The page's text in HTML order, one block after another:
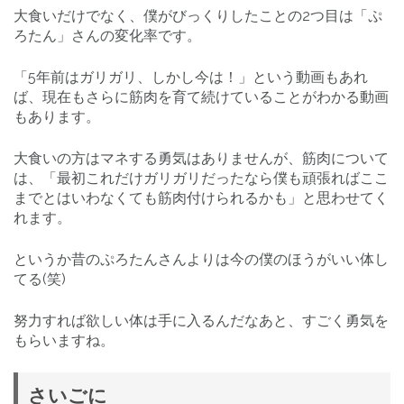
大食いだけでなく、僕がびっくりしたことの2つ目は「ぷ
ろたん」さんの変化率です。
「5年前はガリガリ、しかし今は！」という動画もあれ
ば、現在もさらに筋肉を育て続けていることがわかる動画
もあります。
大食いの方はマネする勇気はありませんが、筋肉について
は、「最初これだけガリガリだったなら僕も頑張ればここ
までとはいわなくても筋肉付けられるかも」と思わせてく
れます。
というか昔のぷろたんさんよりは今の僕のほうがいい体し
てる(笑)
努力すれば欲しい体は手に入るんだなあと、すごく勇気を
もらいますね。
さいごに